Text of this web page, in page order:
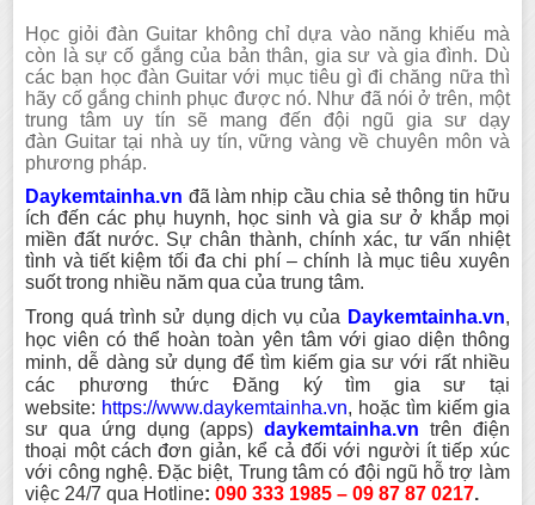
Học giỏi đànGuitar không chỉ dựa vào năng khiếu mà
còn là sự cố gắng của bản thân, gia sư và gia đình. Dù
các bạn học đànGuitar với mục tiêu gì đi chăng nữa thì
hãy cố gắng chinh phục được nó. Như đã nói ở trên, một
trung tâm uy tín sẽ mang đến đội ngũ gia sư dạy
đànGuitar tại nhà uy tín, vững vàng về chuyên môn và
phương pháp.
Daykemtainha.vn đã làm nhịp cầu chia sẻ thông tin hữu
ích đến các phụ huynh, học sinh và gia sư ở khắp mọi
miền đất nước. Sự chân thành, chính xác, tư vấn nhiệt
tình và tiết kiệm tối đa chi phí – chính là mục tiêu xuyên
suốt trong nhiều năm qua của trung tâm.
Trong quá trình sử dụng dịch vụ của Daykemtainha.vn,
học viên có thể hoàn toàn yên tâm với giao diện thông
minh, dễ dàng sử dụng để tìm kiếm gia sư với rất nhiều
các phương thức Đăng ký tìm gia sư tại
website: https://www.daykemtainha.vn, hoặc tìm kiếm gia
sư qua ứng dụng (apps) daykemtainha.vn trên điện
thoại một cách đơn giản, kể cả đối với người ít tiếp xúc
với công nghệ. Đặc biệt, Trung tâm có đội ngũ hỗ trợ làm
việc 24/7 qua Hotline:090 333 1985 – 09 87 87 0217.